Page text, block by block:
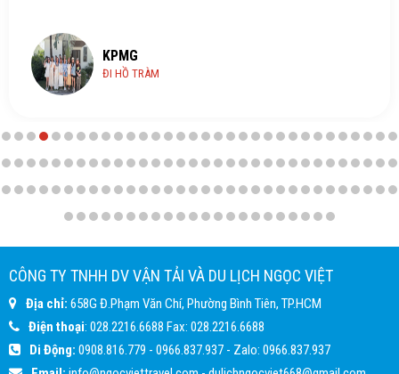
KPMG
ĐI HỒ TRÀM
CÔNG TY TNHH DV VẬN TẢI VÀ DU LỊCH NGỌC VIỆT
Địa chỉ: 658G Đ.Phạm Văn Chí, Phường Bình Tiên, TP.HCM
Điện thoại: 028.2216.6688 Fax: 028.2216.6688
Di Động: 0908.816.779 - 0966.837.937 - Zalo: 0966.837.937